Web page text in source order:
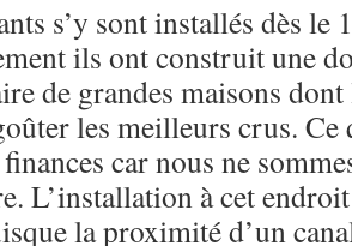
s’y sont installés dès le
ils ont construit une
de grandes maisons
les meilleurs crus.
car nous ne
L’installation à cet
la proximité d’un